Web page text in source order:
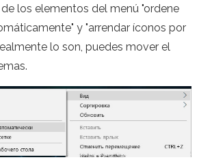
los elementos del menú "ordene
y "arrendar íconos por
lo son, puedes mover el